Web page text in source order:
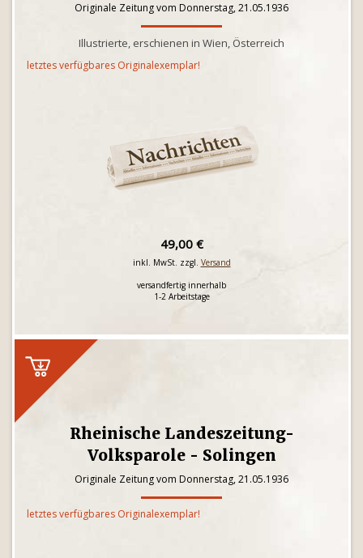
Originale Zeitung vom Donnerstag, 21.05.1936
Illustrierte, erschienen in Wien, Österreich
letztes verfügbares Originalexemplar!
49,00 €
inkl. MwSt. zzgl. Versand
versandfertig innerhalb
1-2 Arbeitstage
Rheinische Landeszeitung-
Volksparole - Solingen
Originale Zeitung vom Donnerstag, 21.05.1936
letztes verfügbares Originalexemplar!